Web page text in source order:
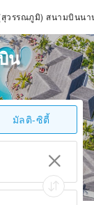
สุวรรณภูมิ) สนามบินน
น
มัลติ-ซิตี้